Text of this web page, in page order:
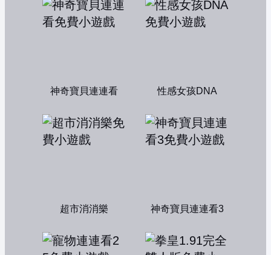
神奇寶貝連連看 性感女孩DNA
超市消消樂 神奇寶貝連連看3